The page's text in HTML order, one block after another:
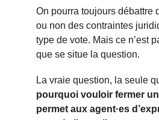
On pourra toujours débattre
ou non des contraintes
type de vote. Mais ce n’est
que se situe la question.
La vraie question, la seule
pourquoi vouloir fermer
permet aux agent·es